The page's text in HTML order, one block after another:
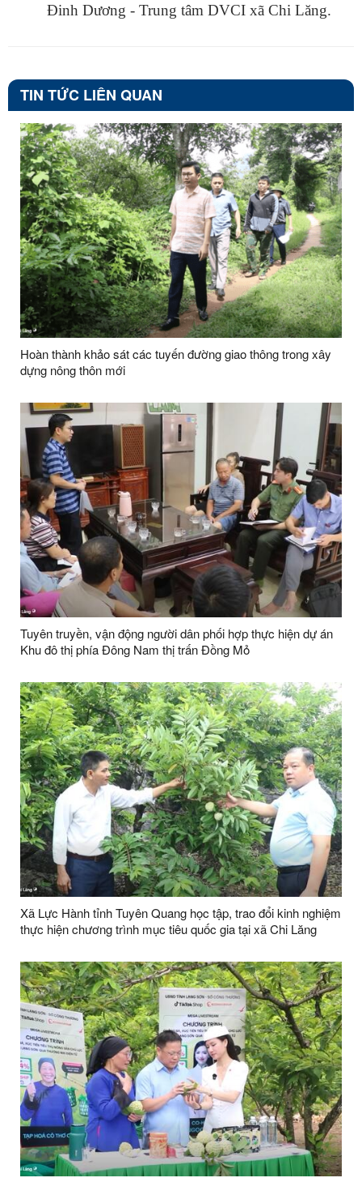
Đinh Dương - Trung tâm DVCI xã Chi Lăng.
TIN TỨC LIÊN QUAN
Hoàn thành khảo sát các tuyến đường giao thông trong xây
dựng nông thôn mới
Tuyên truyền, vận động người dân phối hợp thực hiện dự án
Khu đô thị phía Đông Nam thị trấn Đồng Mỏ
Xã Lực Hành tỉnh Tuyên Quang học tập, trao đổi kinh nghiệm
thực hiện chương trình mục tiêu quốc gia tại xã Chi Lăng